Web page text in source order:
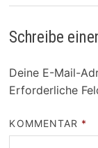
Schreibe
Deine E-Mail-
Erforderliche
KOMMENTAR *